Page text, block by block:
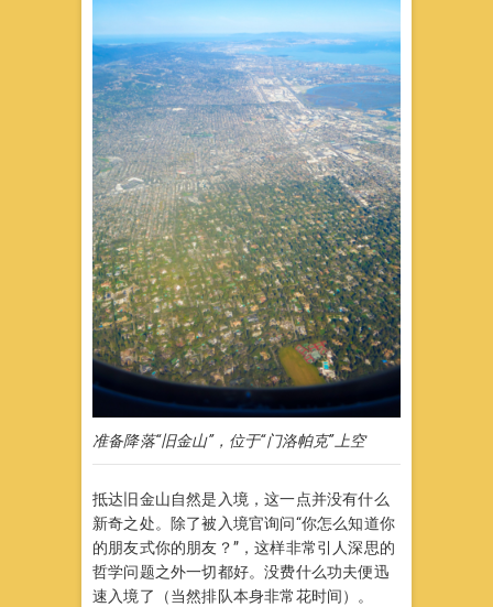
准备降落“旧金山”，位于“门洛帕克”上空
抵达旧金山自然是入境，这一点并没有什么
新奇之处。除了被入境官询问“你怎么知道你
的朋友式你的朋友？”，这样非常引人深思的
哲学问题之外一切都好。没费什么功夫便迅
速入境了（当然排队本身非常花时间）。